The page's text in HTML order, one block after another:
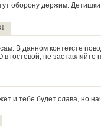
оборону держим.
сам. В данном контексте
гостевой, не заставляйте
и тебе будет слава, но